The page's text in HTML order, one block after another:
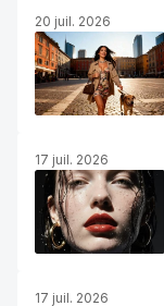
20 juil. 2026
17 juil. 2026
17 juil. 2026